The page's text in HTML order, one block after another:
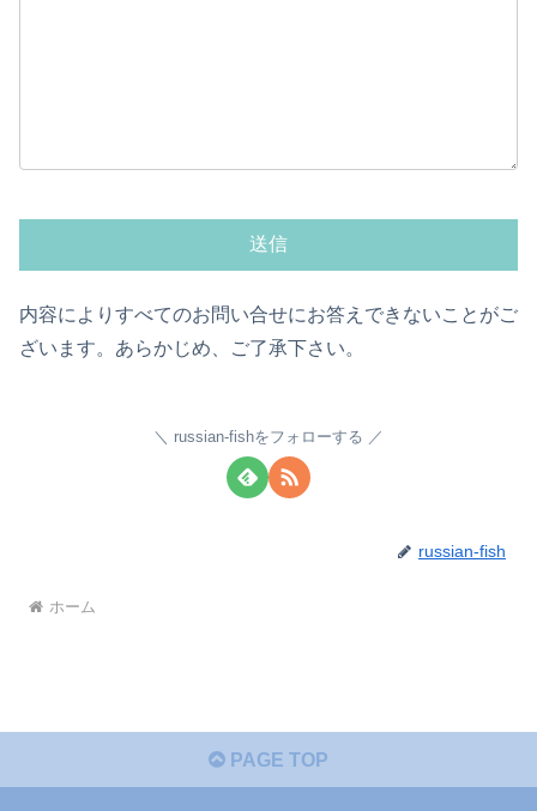
内容によりすべてのお問い合せにお答えできないことがご
ざいます。あらかじめ、ご了承下さい。
russian-fishをフォローする
russian-fish
ホーム
PAGE TOP